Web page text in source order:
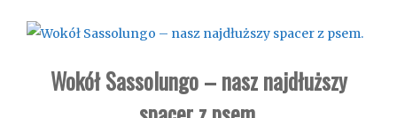
Wokół Sassolungo – nasz najdłuższy